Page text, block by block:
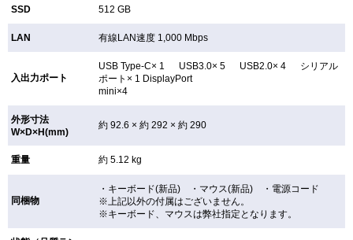
SSD 512 GB
LAN 有線LAN速度 1,000 Mbps
入出力ポート
USB Type-C× 1 USB3.0× 5 USB2.0× 4 シリアル
ポート× 1 DisplayPort
mini×4
外形寸法
W×D×H(mm)
約 92.6 × 約 292 × 約 290
重量 約 5.12 kg
同梱物
・キーボード(新品) ・マウス(新品) ・電源コード
※上記以外の付属はございません。
※キーボード、マウスは弊社指定となります。